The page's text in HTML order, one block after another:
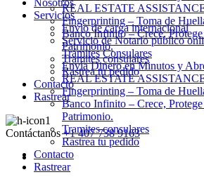
REAL ESTATE
Fingerprinting – Toma de
Banco Infinito – Crece,
Patrimonio.
Tramites consulares
Rastrea tu pedido
Contacto
Rastrear
Contáctanos +1 407 738 9163
Servicios
Envio de carga internacional
Servicio de Notario público
Trámites Consulares
Envía Dinero en Minutos y
REAL ESTATE
Fingerprinting – Toma de
Banco Infinito – Crece,
Patrimonio.
Tramites consulares
Rastrea tu pedido
Contacto
Rastrear